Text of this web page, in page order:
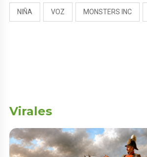
NIÑA VOZ MONSTERS INC
Virales